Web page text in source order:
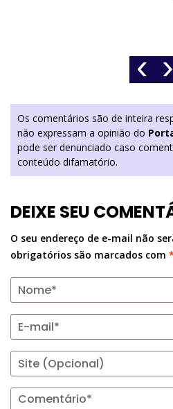
‹ ›
Os comentários são de inteira
não expressam a opinião do
pode ser denunciado caso
conteúdo difamatório.
DEIXE SEU
O seu endereço de e-mail não
obrigatórios são marcados com *